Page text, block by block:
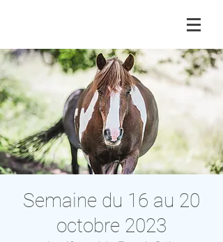
Semaine du 16 au 20
octobre 2023